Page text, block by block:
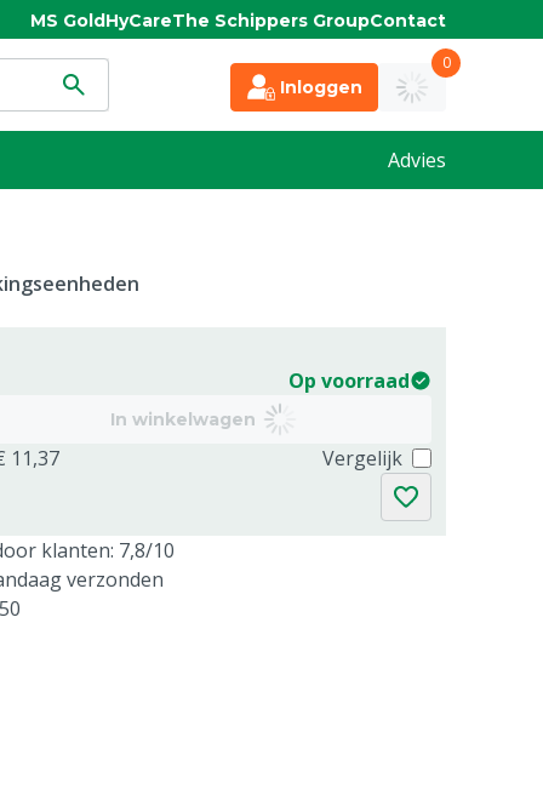
MS GoldHyCareThe Schippers GroupContact
Inloggen
0
Advies
Op voorraad
In winkelwagen
11,37 Vergelijk
klanten: 7,8/10
verzonden